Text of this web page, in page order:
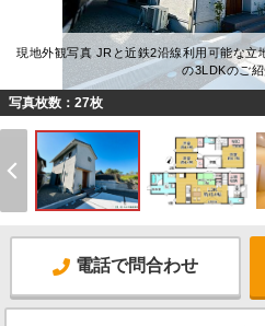
現地外観写真 JRと近鉄2沿線利用可能な立
の3LDKのご
写真枚数：27枚
電話で問合わせ